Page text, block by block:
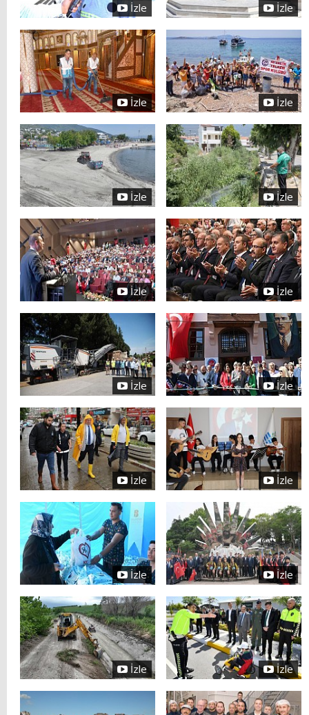
İzle İzle
İzle İzle
İzle İzle
İzle İzle
İzle İzle
İzle İzle
İzle İzle
İzle İzle